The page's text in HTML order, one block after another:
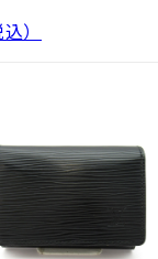
）